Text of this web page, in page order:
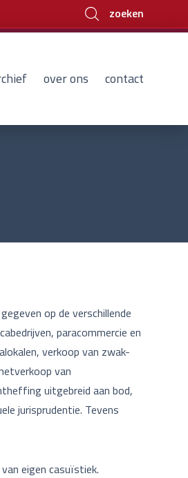
zoeken
over ons contact
op de verschillende
paracommercie en
verkoop van zwak-
van
uitgebreid aan bod,
jurisprudentie. Tevens
eigen casuïstiek.